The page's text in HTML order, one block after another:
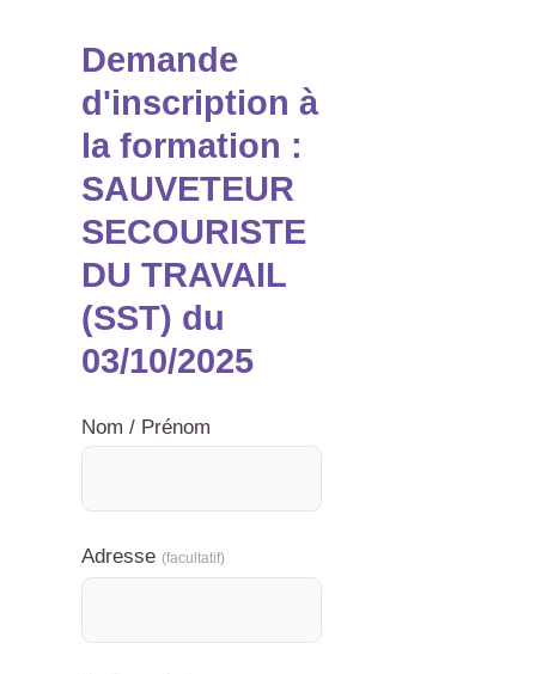
Demande
d'inscription à
la formation :
SAUVETEUR
SECOURISTE
DU TRAVAIL
(SST) du
03/10/2025
Nom / Prénom
Adresse (facultatif)